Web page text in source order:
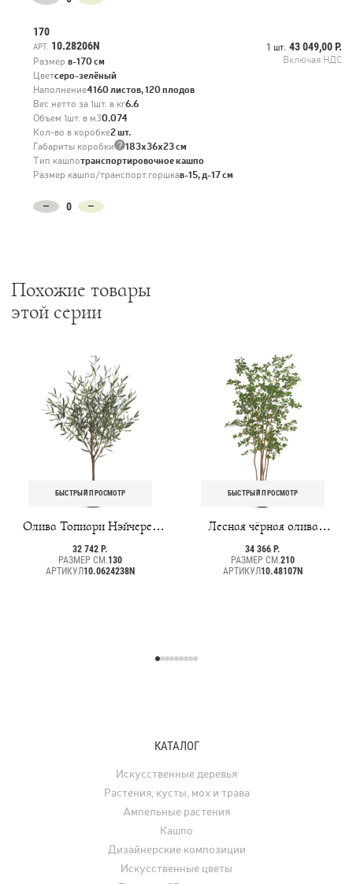
170
АРТ. 10.28206N
Размер в-170 см
1 шт. 43 049,00 Р.
Включая НДС
Цветсеро-зелёный
Наполнение4160 листов, 120 плодов
Вес нетто за 1шт. в кг6.6
Объем 1шт. в м30.074
Кол-во в коробке2 шт.
Габариты коробки ? 183х36х23 см
Тип кашпотранспортировочное кашпо
Размер кашпо/транспорт.горшкав-15, д-17 см
Похожие товары
этой серии
БЫСТРЫЙ ПРОСМОТР
Олива Топиари Нэйчерел
(серия Prime)
32 742 Р.
РАЗМЕР СМ.130
АРТИКУЛ10.0624238N
БЫСТРЫЙ ПРОСМОТР
Лесная чёрная олива
Ориентал
34 366 Р.
РАЗМЕР СМ.210
АРТИКУЛ10.48107N
КАТАЛОГ
Искусственные деревья
Растения, кусты, мох и трава
Ампельные растения
Кашпо
Дизайнерские композиции
Искусственные цветы